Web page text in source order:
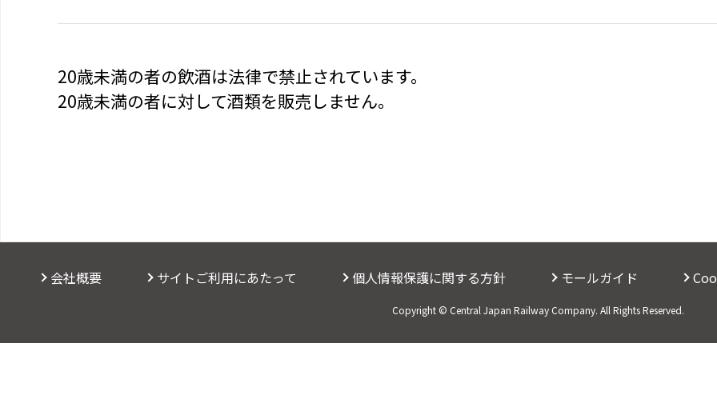
20歳未満の者の飲酒は法律で禁止されています。
20歳未満の者に対して酒類を販売しません。
会社概要 サイトご利用にあたって 個人情報保護に関する方針 モールガイド
Copyright © Central Japan Railway Company. All Rights Reserved.